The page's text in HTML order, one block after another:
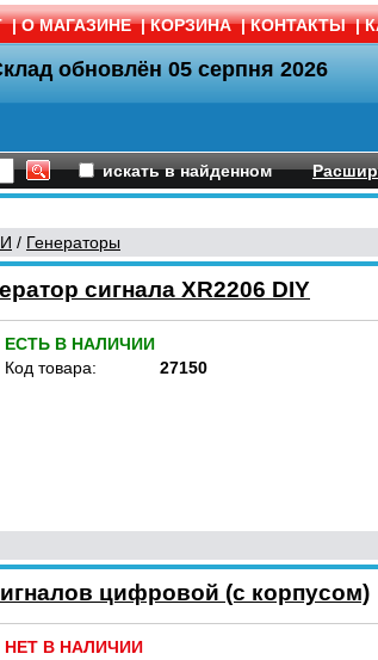
| О МАГАЗИНЕ | КОРЗИНА | КОНТАКТЫ |
обновлён 05 серпня 2026
искать в найденном
/ Генераторы
сигнала XR2206 DIY
ЕСТЬ В НАЛИЧИИ
Код товара:
27150
цифровой (с корпусом)
НЕТ В НАЛИЧИИ